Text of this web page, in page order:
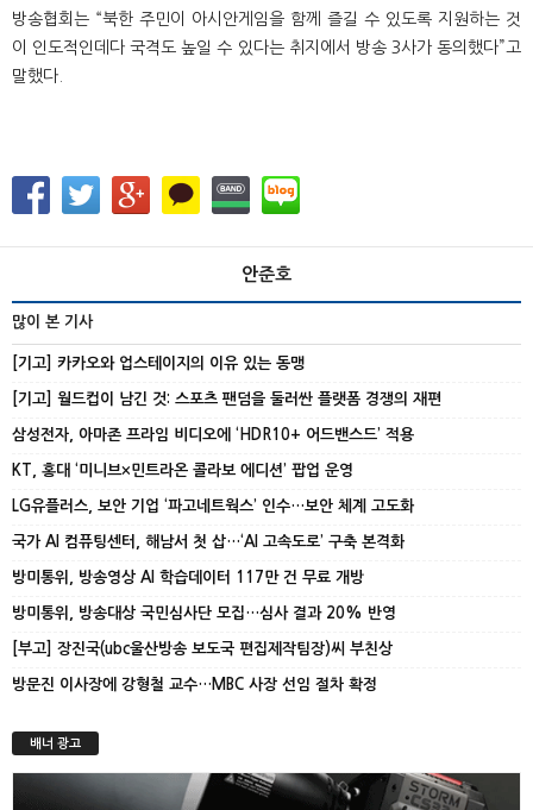
방송협회는 “북한 주민이 아시안게임을 함께 즐길 수 있도록 지원하는 것
이 인도적인데다 국격도 높일 수 있다는 취지에서 방송 3사가 동의했다”고
말했다
안준호
많이 본 기사
[기고] 카카오와 업스테이지의 이유 있는 동맹
[기고] 월드컵이 남긴 것: 스포츠 팬덤을 둘러싼 플랫폼 경쟁의 재편
삼성전자, 아마존 프라임 비디오에 ‘HDR10+ 어드밴스드’ 적용
KT, 홍대 ‘미니브×민트라온 콜라보 에디션’ 팝업 운영
LG유플러스, 보안 기업 ‘파고네트웍스’ 인수…보안 체계 고도화
국가 AI 컴퓨팅센터, 해남서 첫 삽…‘AI 고속도로’ 구축 본격화
방미통위, 방송영상 AI 학습데이터 117만 건 무료 개방
방미통위, 방송대상 국민심사단 모집…심사 결과 20% 반영
[부고] 장진국(ubc울산방송 보도국 편집제작팀장)씨 부친상
방문진 이사장에 강형철 교수…MBC 사장 선임 절차 확정
배너 광고